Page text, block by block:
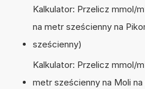
Kalkulator: Przelicz mmol/
na metr sześcienny na
sześcienny)
Kalkulator: Przelicz mmol/
metr sześcienny na Moli